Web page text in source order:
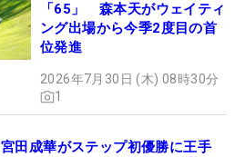
「65」 森本天がウェイティ
ング出場から今季2度目の首
位発進
2026年7月30日 (木) 08時30分
1
宮田成華がステップ初優勝に王手